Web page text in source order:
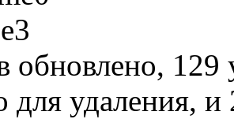
обновлено,
для удаления,